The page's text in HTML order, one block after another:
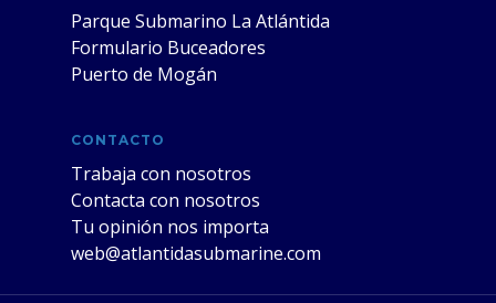
Parque Submarino La Atlántida
Formulario Buceadores
Puerto de Mogán
CONTACTO
Trabaja con nosotros
Contacta con nosotros
Tu opinión nos importa
web@atlantidasubmarine.com